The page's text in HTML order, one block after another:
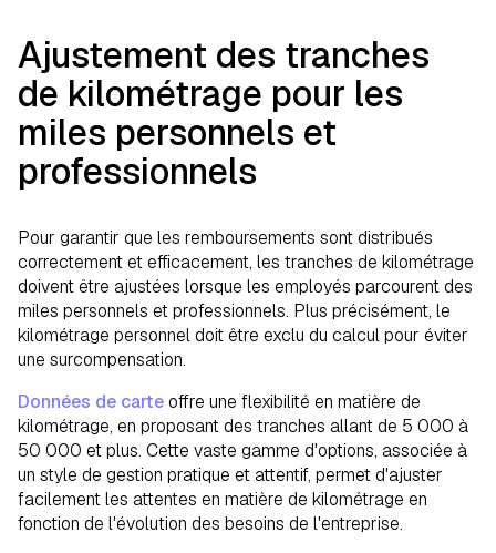
Ajustement des tranches
de kilométrage pour les
miles personnels et
professionnels
Pour garantir que les remboursements sont distribués
correctement et efficacement, les tranches de kilométrage
doivent être ajustées lorsque les employés parcourent des
miles personnels et professionnels. Plus précisément, le
kilométrage personnel doit être exclu du calcul pour éviter
une surcompensation.
Données de carteoffre une flexibilité en matière de
kilométrage, en proposant des tranches allant de 5 000 à
50 000 et plus. Cette vaste gamme d'options, associée à
un style de gestion pratique et attentif, permet d'ajuster
facilement les attentes en matière de kilométrage en
fonction de l'évolution des besoins de l'entreprise.